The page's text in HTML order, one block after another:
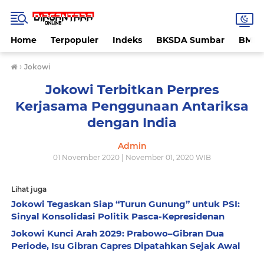
Home Terpopuler Indeks BKSDA Sumbar
› Jokowi
Jokowi Terbitkan Perpres
Kerjasama Penggunaan Antariksa
dengan India
Admin
01 November 2020 | November 01, 2020 WIB
Lihat juga
Jokowi Tegaskan Siap “Turun Gunung” untuk PSI:
Sinyal Konsolidasi Politik Pasca-Kepresidenan
Jokowi Kunci Arah 2029: Prabowo–Gibran Dua
Periode, Isu Gibran Capres Dipatahkan Sejak Awal